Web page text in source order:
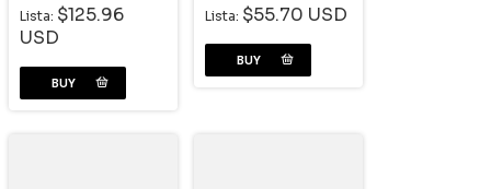
Lista: $125.96
USD
Lista: $55.70 USD